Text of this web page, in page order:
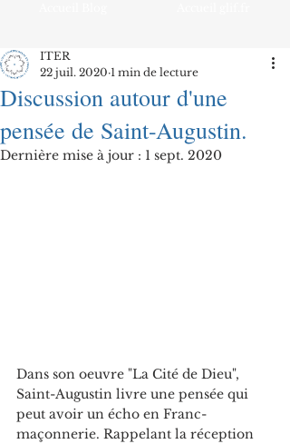
Discussion autour d'une
pensée de Saint-Augustin.
ITER
22 juil. 2020 1 min de lecture
Dernière mise à jour : 1 sept. 2020
Dans son oeuvre "La Cité de Dieu",
Saint-Augustin livre une pensée qui
peut avoir un écho en Franc-
maçonnerie. Rappelant la réception